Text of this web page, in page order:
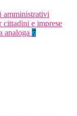
amministrativi
e imprese
analoga 7